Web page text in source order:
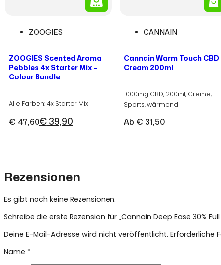
ZOOGIES
ZOOGIES Scented Aroma
Pebbles 4x Starter Mix –
Colour Bundle
Alle Farben: 4x Starter Mix
€47,60
Ursprünglicher
€39,90
Aktueller
CANNAIN
Cannain Warm Touch CBD
Cream 200ml
1000mg CBD, 200ml, Creme,
Sports, wärmend
Ab € 31,50
Rezensionen
Es gibt noch keine Rezensionen.
Schreibe die erste Rezension für „Cannain Deep Ease 30% Full
Deine E-Mail-Adresse wird nicht veröffentlicht. Erforderliche
Name *